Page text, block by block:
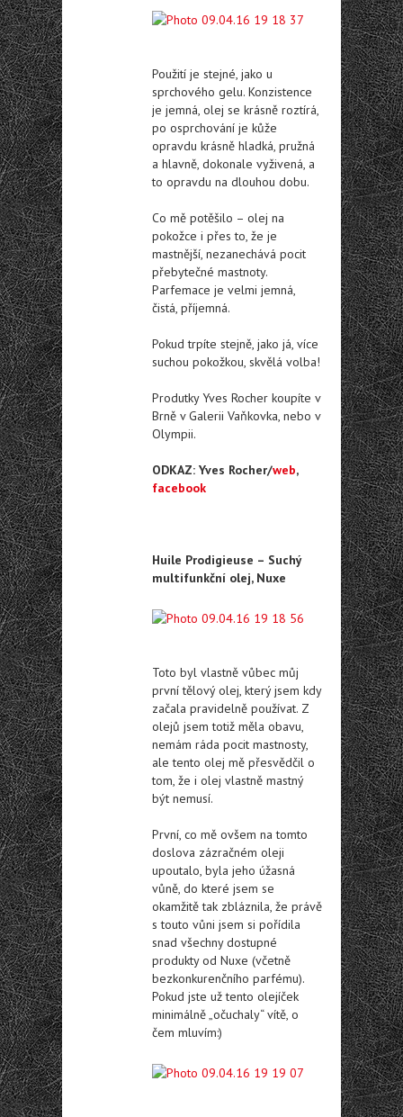
Použití je stejné, jako u
sprchového gelu. Konzistence
je jemná, olej se krásně roztírá,
po osprchování je kůže
opravdu krásně hladká, pružná
a hlavně, dokonale vyživená, a
to opravdu na dlouhou dobu.
Co mě potěšilo – olej na
pokožce i přes to, že je
mastnější, nezanechává pocit
přebytečné mastnoty.
Parfemace je velmi jemná,
čistá, příjemná.
Pokud trpíte stejně, jako já, více
suchou pokožkou, skvělá volba!
Produtky Yves Rocher koupíte v
Brně v Galerii Vaňkovka, nebo v
Olympii.
ODKAZ: Yves Rocher/web,
facebook
Huile Prodigieuse – Suchý
multifunkční olej, Nuxe
Toto byl vlastně vůbec můj
první tělový olej, který jsem kdy
začala pravidelně používat. Z
olejů jsem totiž měla obavu,
nemám ráda pocit mastnosty,
ale tento olej mě přesvědčil o
tom, že i olej vlastně mastný
být nemusí.
První, co mě ovšem na tomto
doslova zázračném oleji
upoutalo, byla jeho úžasná
vůně, do které jsem se
okamžitě tak zbláznila, že právě
s touto vůni jsem si pořídila
snad všechny dostupné
produkty od Nuxe (včetně
bezkonkurenčního parfému).
Pokud jste už tento olejíček
minimálně „očuchaly“ vítě, o
čem mluvím:)